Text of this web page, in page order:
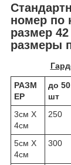
номер по
размер
размеры
РАЗМ
ЕР
до 50
шт
3см Х
4см
250
5см Х
4см
300